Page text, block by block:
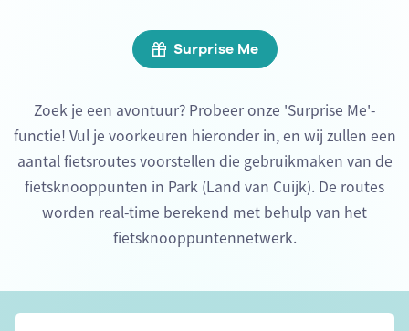
Surprise Me
Zoek je een avontuur? Probeer onze 'Surprise Me'-
functie! Vul je voorkeuren hieronder in, en wij zullen een
aantal fietsroutes voorstellen die gebruikmaken van de
fietsknooppunten in Park (Land van Cuijk). De routes
worden real-time berekend met behulp van het
fietsknooppuntennetwerk.